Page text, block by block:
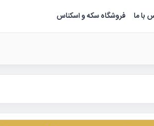
با ما فروشگاه سکه و اسکناس